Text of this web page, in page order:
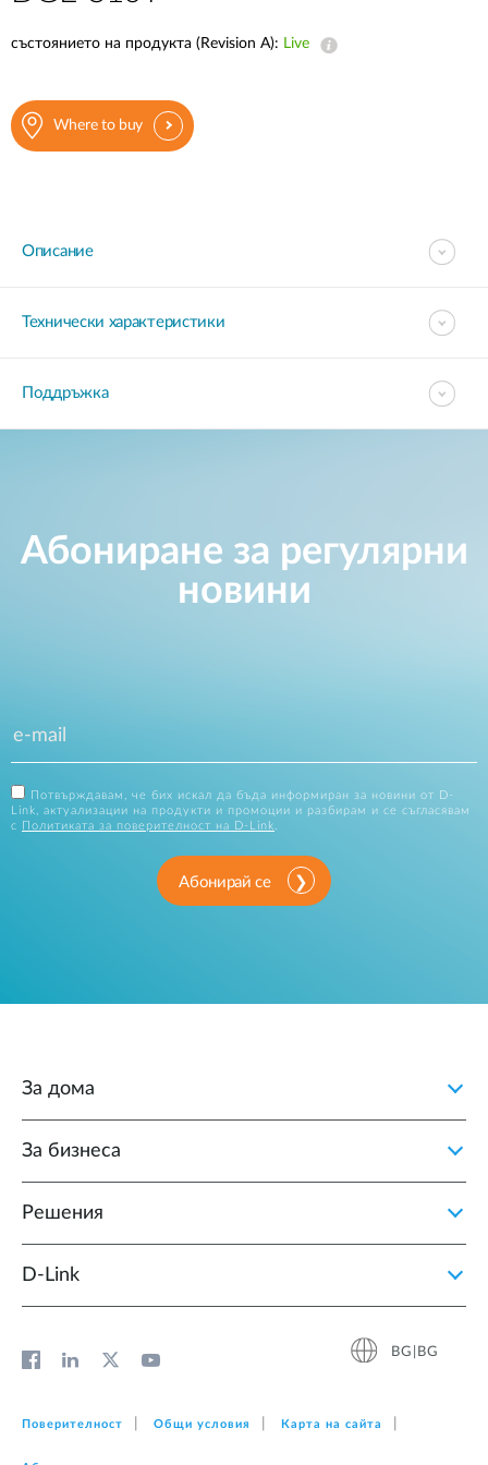
състоянието на продукта (Revision A): Live
Where to buy
Описание
Технически характеристики
Поддръжка
Абониране за регулярни
новини
Потвърждавам, че бих искал да бъда информиран за новини от D-
Link, актуализации на продукти и промоции и разбирам и се съгласявам
с
Политиката за поверителност на D-Link
Абонирай се
За дома
За бизнеса
Решения
D‑Link
BG|BG
Поверителност Общи условия Карта на сайта